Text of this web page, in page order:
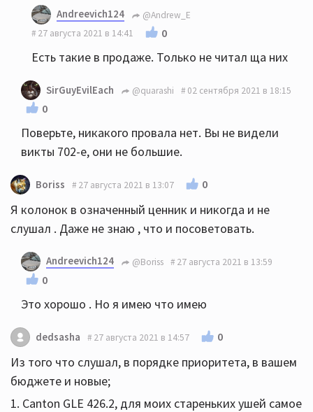
Andreevich124
@Andrew_E
27 августа 2021 в 14:41
0
Есть такие в продаже. Только не читал ща них
SirGuyEvilEach @quarashi 02 сентября 2021 в 18:15
0
Поверьте, никакого провала нет. Вы не видели
викты 702-е, они не большие.
Boriss 27 августа 2021 в 13:07 0
Я колонок в означенный ценник и никогда и не
слушал . Даже не знаю , что и посоветовать.
Andreevich124 @Boriss 27 августа 2021 в 13:59
0
Это хорошо . Но я имею что имею
dedsasha 27 августа 2021 в 14:57 0
Из того что слушал, в порядке приоритета, в вашем
бюджете и новые;
1. Canton GLE 426.2, для моих стареньких ушей самое